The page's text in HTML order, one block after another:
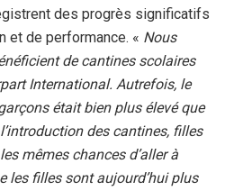
des progrès significatifs
et de performance. « Nous
de cantines scolaires
International. Autrefois, le
était bien plus élevé que
des cantines, filles
mêmes chances d’aller à
les filles sont aujourd’hui plus